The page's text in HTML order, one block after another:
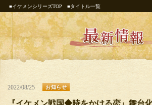
■イケメンシリーズTOP ■タイトル一覧
2022/08/25 お知らせ
『イケメン戦国◆時をかける恋』舞台